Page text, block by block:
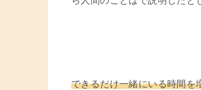
できるだけ一緒にいる時間を